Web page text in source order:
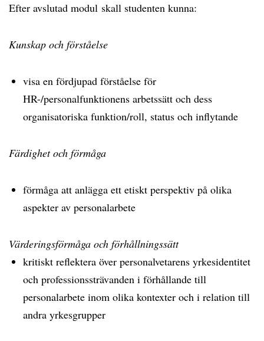
Efter avslutad modul skall studenten kunna:
Kunskap och förståelse
visa en fördjupad förståelse för
HR-/personalfunktionens arbetssätt och dess
organisatoriska funktion/roll, status och inflytande
Färdighet och förmåga
förmåga att anlägga ett etiskt perspektiv på olika
aspekter av personalarbete
Värderingsförmåga och förhållningssätt
kritiskt reflektera över personalvetarens yrkesidentitet
och professionssträvanden i förhållande till
personalarbete inom olika kontexter och i relation till
andra yrkesgrupper